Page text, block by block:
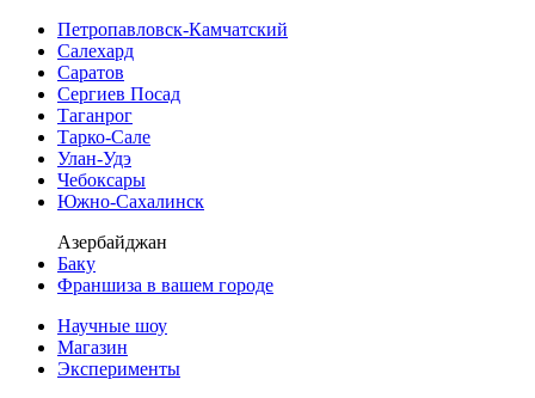
Петропавловск-Камчатский
Салехард
Саратов
Сергиев Посад
Таганрог
Тарко-Сале
Улан-Удэ
Чебоксары
Южно-Сахалинск
Азербайджан
Баку
Франшиза в вашем городе
Научные шоу
Магазин
Эксперименты